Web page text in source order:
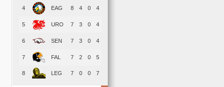
4 EAG 8 4 0 4
5 URO 7 3 0 4
6 SEN 7 3 0 4
7 FAL 7 2 0 5
8 LEG 7 0 0 7